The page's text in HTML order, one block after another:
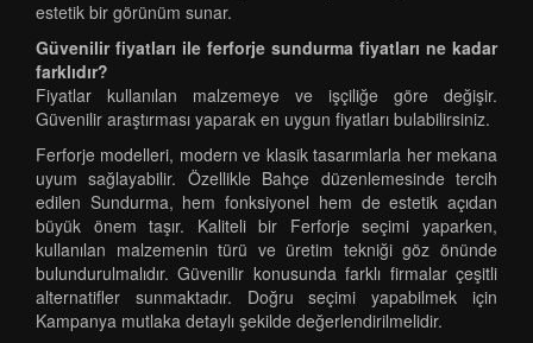
estetik bir görünüm sunar.
Güvenilir fiyatları ile ferforje sundurma fiyatları ne kadar
farklıdır?
Fiyatlar kullanılan malzemeye ve işçiliğe göre değişir.
Güvenilir araştırması yaparak en uygun fiyatları bulabilirsiniz.
Ferforje modelleri, modern ve klasik tasarımlarla her mekana
uyum sağlayabilir. Özellikle Bahçe düzenlemesinde tercih
edilen Sundurma, hem fonksiyonel hem de estetik açıdan
büyük önem taşır. Kaliteli bir Ferforje seçimi yaparken,
kullanılan malzemenin türü ve üretim tekniği göz önünde
bulundurulmalıdır. Güvenilir konusunda farklı firmalar çeşitli
alternatifler sunmaktadır. Doğru seçimi yapabilmek için
Kampanya mutlaka detaylı şekilde değerlendirilmelidir.